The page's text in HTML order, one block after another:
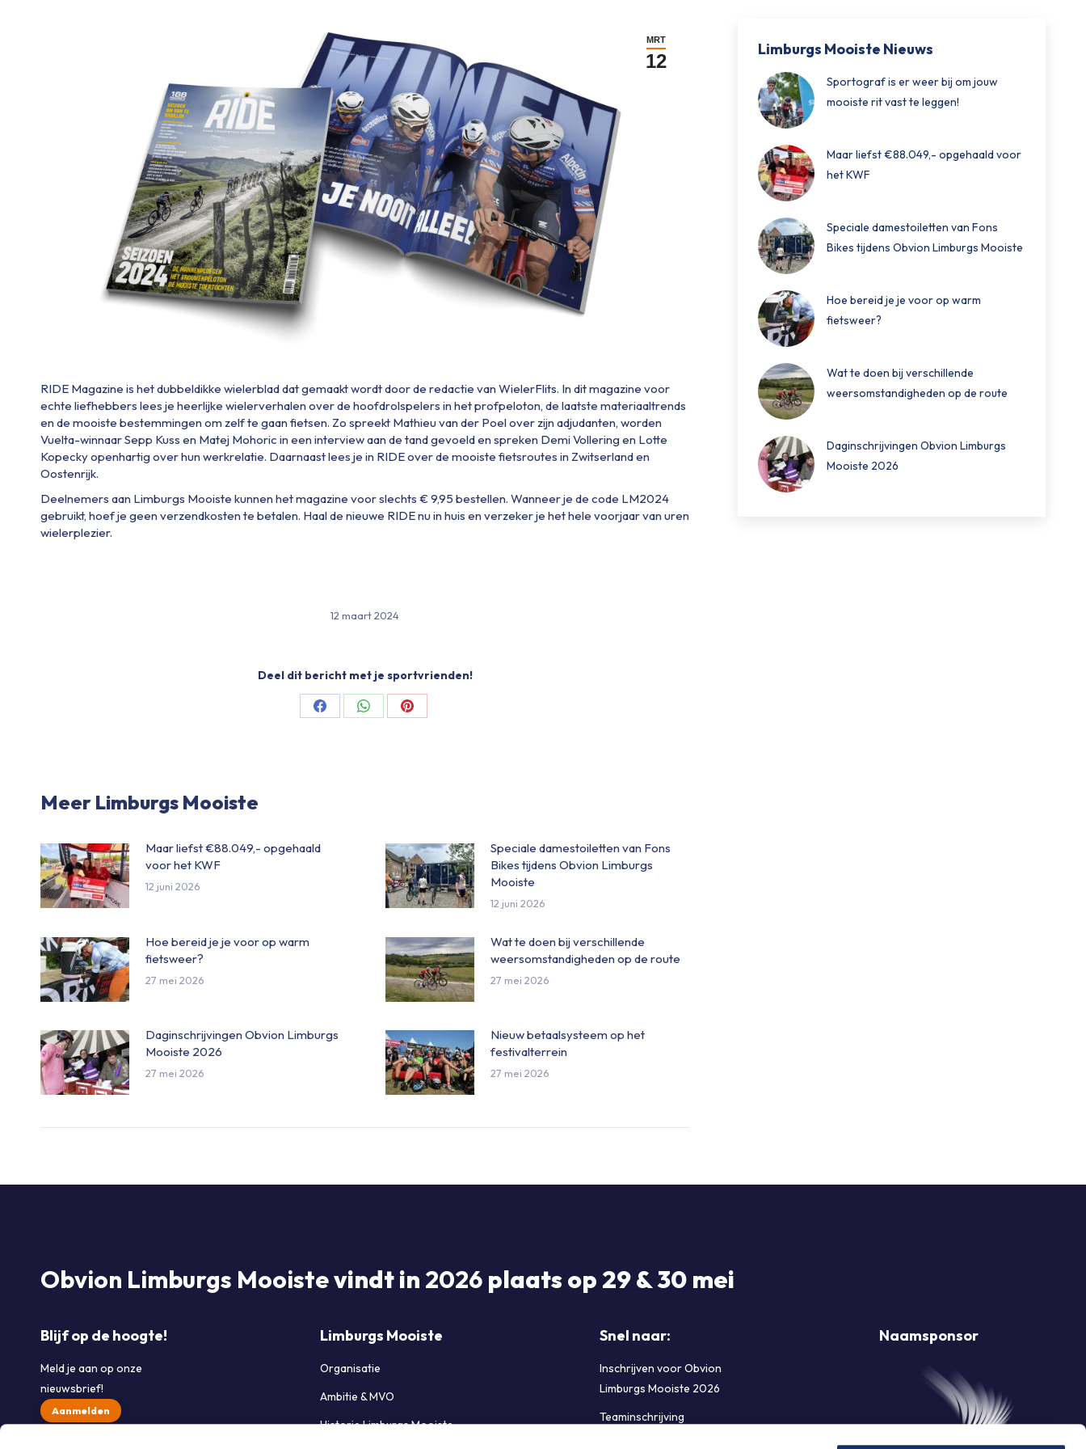
MRT
12
RIDE Magazine is het dubbeldikke wielerblad dat gemaakt wordt door de redactie van WielerFlits. In dit magazine voor
echte liefhebbers lees je heerlijke wielerverhalen over de hoofdrolspelers in het profpeloton, de laatste materiaaltrends
en de mooiste bestemmingen om zelf te gaan fietsen. Zo spreekt Mathieu van der Poel over zijn adjudanten, worden
Vuelta-winnaar Sepp Kuss en Matej Mohoric in een interview aan de tand gevoeld en spreken Demi Vollering en Lotte
Kopecky openhartig over hun werkrelatie. Daarnaast lees je in RIDE over de mooiste fietsroutes in Zwitserland en
Oostenrijk.
Deelnemers aan Limburgs Mooiste kunnen het magazine voor slechts € 9,95 bestellen. Wanneer je de code LM2024
gebruikt, hoef je geen verzendkosten te betalen. Haal de nieuwe RIDE nu in huis en verzeker je het hele voorjaar van uren
wielerplezier.
12 maart 2024
Deel dit bericht met je sportvrienden!
Share
Share
Share
Meer Limburgs Mooiste
Maar liefst €88.049,- opgehaald
voor het KWF
12 juni 2026
Speciale damestoiletten van Fons
Bikes tijdens Obvion Limburgs
Mooiste
12 juni 2026
Hoe bereid je je voor op warm
fietsweer?
27 mei 2026
Wat te doen bij verschillende
weersomstandigheden op de route
27 mei 2026
Daginschrijvingen Obvion Limburgs
Mooiste 2026
27 mei 2026
Nieuw betaalsysteem op het
festivalterrein
27 mei 2026
Limburgs Mooiste Nieuws
Sportograf is er weer bij om jouw
mooiste rit vast te leggen!
Maar liefst €88.049,- opgehaald voor
het KWF
Speciale damestoiletten van Fons
Bikes tijdens Obvion Limburgs Mooiste
Hoe bereid je je voor op warm
fietsweer?
Wat te doen bij verschillende
weersomstandigheden op de route
Daginschrijvingen Obvion Limburgs
Mooiste 2026
Obvion Limburgs Mooistevindt in 2026 plaats op 29 & 30 mei
Blijf op de hoogte!
Meld je aan op onze
nieuwsbrief!
Aanmelden
Limburgs Mooiste
Organisatie
Ambitie & MVO
Historie Limburgs Mooiste
Snel naar:
Inschrijven voor Obvion
Limburgs Mooiste 2026
Teaminschrijving
Naamsponsor